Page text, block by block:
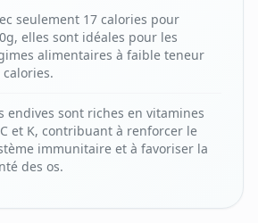
seulement 17 calories pour
elles sont idéales pour les
alimentaires à faible teneur
calories.
endives sont riches en vitamines
et K, contribuant à renforcer le
immunitaire et à favoriser la
des os.